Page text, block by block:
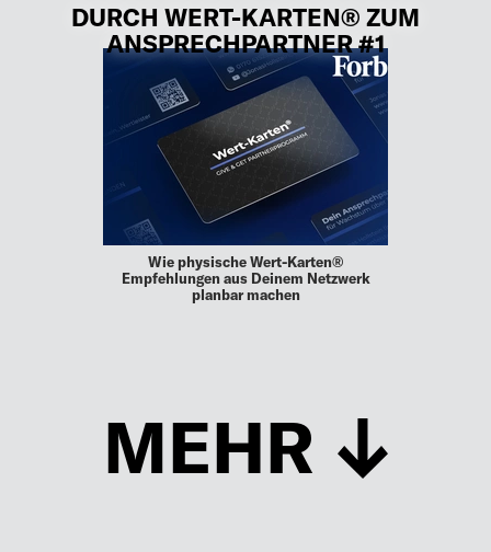
DURCH WERT-KARTEN® ZUM
ANSPRECHPARTNER #1
Wie physische Wert-Karten®
Empfehlungen aus Deinem Netzwerk
planbar machen
MEHR